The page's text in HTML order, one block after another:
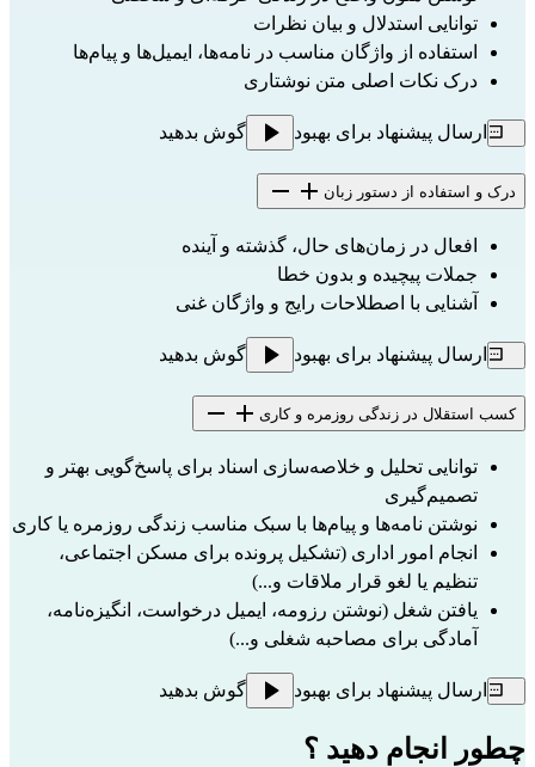
توانایی استدلال و بیان نظرات
استفاده از واژگان مناسب در نامه‌ها، ایمیل‌ها و پیام‌ها
درک نکات اصلی متن نوشتاری
ارسال پیشنهاد برای بهبود گوش بدهید
درک و استفاده از دستور زبان
افعال در زمان‌های حال، گذشته و آینده
جملات پیچیده و بدون خطا
آشنایی با اصطلاحات رایج و واژگان غنی
ارسال پیشنهاد برای بهبود گوش بدهید
کسب استقلال در زندگی روزمره و کاری
تصمیم‌گیری
نوشتن نامه‌ها و پیام‌ها با سبک مناسب زندگی روزمره یا کاری
تنظیم یا لغو قرار ملاقات و...)
آمادگی برای مصاحبه شغلی و...)
ارسال پیشنهاد برای بهبود گوش بدهید
چطور انجام دهید ؟